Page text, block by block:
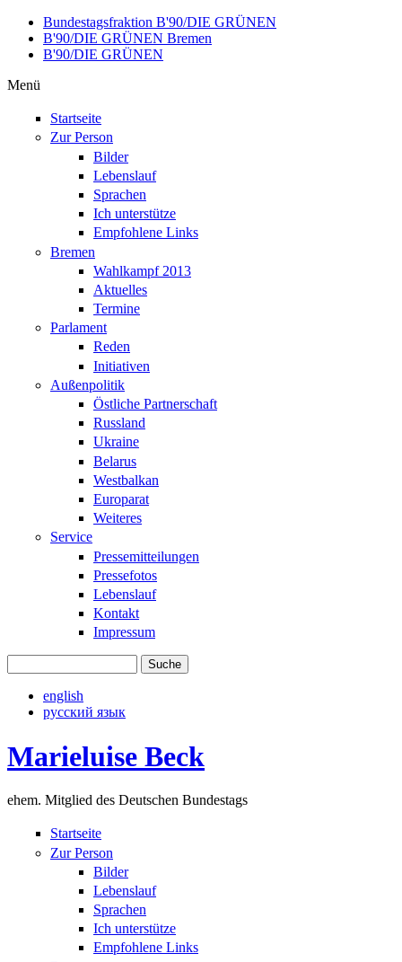
Direkt zum Inhalt
Bundestagsfraktion B'90/DIE GRÜNEN
B'90/DIE GRÜNEN Bremen
B'90/DIE GRÜNEN
Menü
Startseite
Zur Person
Bilder
Lebenslauf
Sprachen
Ich unterstütze
Empfohlene Links
Bremen
Wahlkampf 2013
Aktuelles
Termine
Parlament
Reden
Initiativen
Außenpolitik
Östliche Partnerschaft
Russland
Ukraine
Belarus
Westbalkan
Europarat
Weiteres
Service
Pressemitteilungen
Pressefotos
Lebenslauf
Kontakt
Impressum
english
русский язык
Marieluise Beck
ehem. Mitglied des Deutschen Bundestags
Startseite
Zur Person
Bilder
Lebenslauf
Sprachen
Ich unterstütze
Empfohlene Links